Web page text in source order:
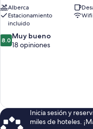
Alberca
Estacionamiento
incluido
8.0
de
8.0 Muy bueno
18 opiniones
Inicia sesión y
miles de hoteles.